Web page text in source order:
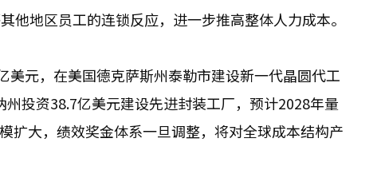
地区员工的连锁反应，进一步推高整体人力成本。
元，在美国德克萨斯州泰勒市建设新一代晶圆代工
投资38.7亿美元建设先进封装工厂，预计2028年量
扩大，绩效奖金体系一旦调整，将对全球成本结构产